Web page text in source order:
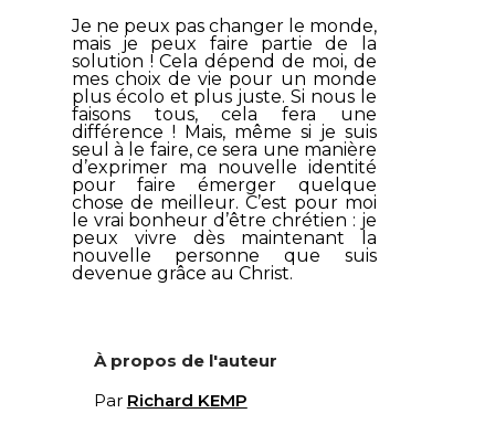
Je ne peux pas changer le monde,
mais je peux faire partie de la
solution ! Cela dépend de moi, de
mes choix de vie pour un monde
plus écolo et plus juste. Si nous le
faisons tous, cela fera une
différence ! Mais, même si je suis
seul à le faire, ce sera une manière
d’exprimer ma nouvelle identité
pour faire émerger quelque
chose de meilleur. C’est pour moi
le vrai bonheur d’être chrétien : je
peux vivre dès maintenant la
nouvelle personne que suis
devenue grâce au Christ.
À propos de l'auteur
Par Richard KEMP